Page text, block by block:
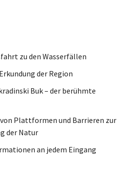
zu den Wasserfällen
der Region
Buk – der berühmte
Plattformen und Barrieren zur
der Natur
an jedem Eingang